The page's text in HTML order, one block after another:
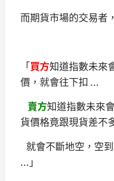
而期貨市場的交易者
「買方知道指數未來
價，就會往下扣 ...
賣方知道指數未來
貨價格竟跟現貨差不
就會不斷地空，空
...」